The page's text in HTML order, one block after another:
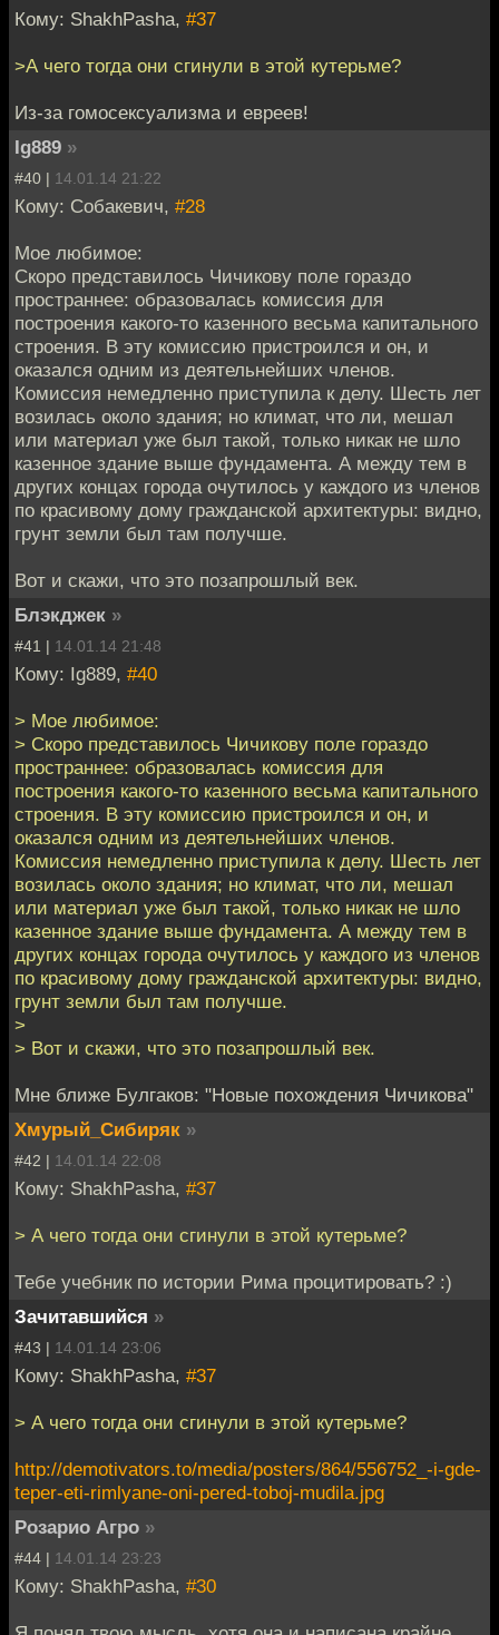
Кому: ShakhPasha, #37
>А чего тогда они сгинули в этой кутерьме?
Из-за гомосексуализма и евреев!
Ig889 »
#40 | 14.01.14 21:22
Кому: Собакевич, #28
Мое любимое:
Скоро представилось Чичикову поле гораздо
пространнее: образовалась комиссия для
построения какого-то казенного весьма капитального
строения. В эту комиссию пристроился и он, и
оказался одним из деятельнейших членов.
Комиссия немедленно приступила к делу. Шесть лет
возилась около здания; но климат, что ли, мешал
или материал уже был такой, только никак не шло
казенное здание выше фундамента. А между тем в
других концах города очутилось у каждого из членов
по красивому дому гражданской архитектуры: видно,
грунт земли был там получше.
Вот и скажи, что это позапрошлый век.
Блэкджек »
#41 | 14.01.14 21:48
Кому: Ig889, #40
> Мое любимое:
> Скоро представилось Чичикову поле гораздо
пространнее: образовалась комиссия для
построения какого-то казенного весьма капитального
строения. В эту комиссию пристроился и он, и
оказался одним из деятельнейших членов.
Комиссия немедленно приступила к делу. Шесть лет
возилась около здания; но климат, что ли, мешал
или материал уже был такой, только никак не шло
казенное здание выше фундамента. А между тем в
других концах города очутилось у каждого из членов
по красивому дому гражданской архитектуры: видно,
грунт земли был там получше.
>
> Вот и скажи, что это позапрошлый век.
Мне ближе Булгаков: "Новые похождения Чичикова"
Хмурый_Сибиряк »
#42 | 14.01.14 22:08
Кому: ShakhPasha, #37
> А чего тогда они сгинули в этой кутерьме?
Тебе учебник по истории Рима процитировать? :)
Зачитавшийся »
#43 | 14.01.14 23:06
Кому: ShakhPasha, #37
> А чего тогда они сгинули в этой кутерьме?
http://demotivators.to/media/posters/864/556752_-i-gde-
teper-eti-rimlyane-oni-pered-toboj-mudila.jpg
Розарио Агро »
#44 | 14.01.14 23:23
Кому: ShakhPasha, #30